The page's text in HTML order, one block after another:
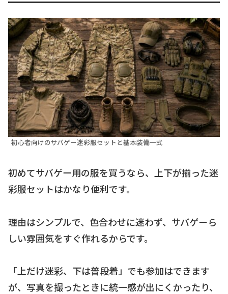
初心者向けのサバゲー迷彩服セットと基本装備一式
初めてサバゲー用の服を買うなら、上下が揃った迷
彩服セットはかなり便利です。
理由はシンプルで、色合わせに迷わず、サバゲーら
しい雰囲気をすぐ作れるからです。
「上だけ迷彩、下は普段着」でも参加はできます
が、写真を撮ったときに統一感が出にくかったり、